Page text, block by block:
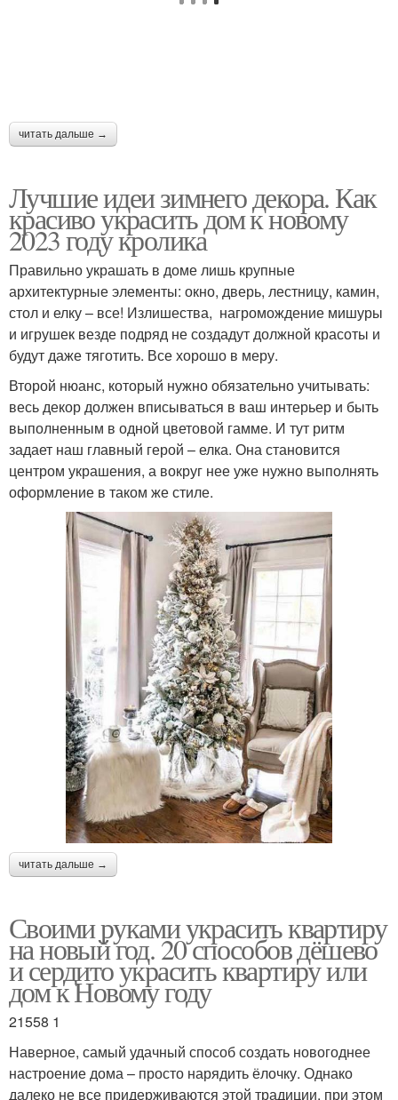
читать дальше →
Лучшие идеи зимнего декора. Как
красиво украсить дом к новому
2023 году кролика
Правильно украшать в доме лишь крупные
архитектурные элементы: окно, дверь, лестницу, камин,
стол и елку – все! Излишества, нагромождение мишуры
и игрушек везде подряд не создадут должной красоты и
будут даже тяготить. Все хорошо в меру.
Второй нюанс, который нужно обязательно учитывать:
весь декор должен вписываться в ваш интерьер и быть
выполненным в одной цветовой гамме. И тут ритм
задает наш главный герой – елка. Она становится
центром украшения, а вокруг нее уже нужно выполнять
оформление в таком же стиле.
читать дальше →
Своими руками украсить квартиру
на новый год. 20 способов дёшево
и сердито украсить квартиру или
дом к Новому году
21558 1
Наверное, самый удачный способ создать новогоднее
настроение дома – просто нарядить ёлочку. Однако
далеко не все придерживаются этой традиции, при этом